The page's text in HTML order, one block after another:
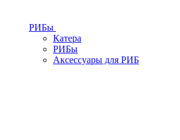
РИБы
Катера
РИБы
Аксессуары для РИБ